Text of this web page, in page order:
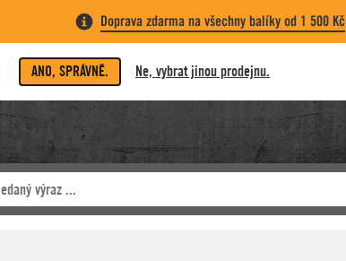
Doprava zdarma na všechny balíky od 1 500 Kč
ANO, SPRÁVNĚ. Ne, vybrat jinou prodejnu.